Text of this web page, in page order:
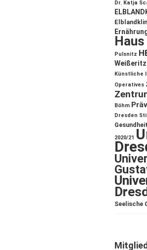
Dr. Katja
Pulsnitz
Künstliche
Operatives
Böhm
Dresden
2020/21
Seelische